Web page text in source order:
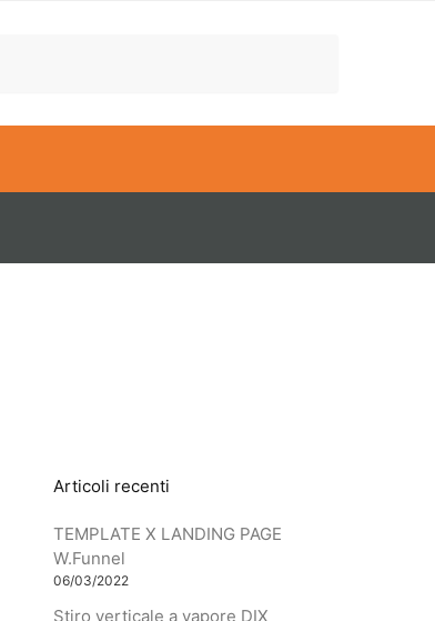
Articoli recenti
TEMPLATE X LANDING PAGE
W.Funnel
06/03/2022
Stiro verticale a vapore DIX